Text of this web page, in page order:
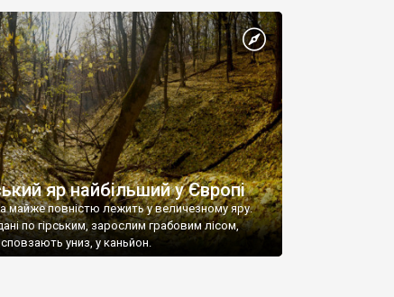
яр найбільший у Європі
майже повністю лежить у величезному яру.
по гірським, зарослим грабовим лісом,
сповзають униз, у каньйон.